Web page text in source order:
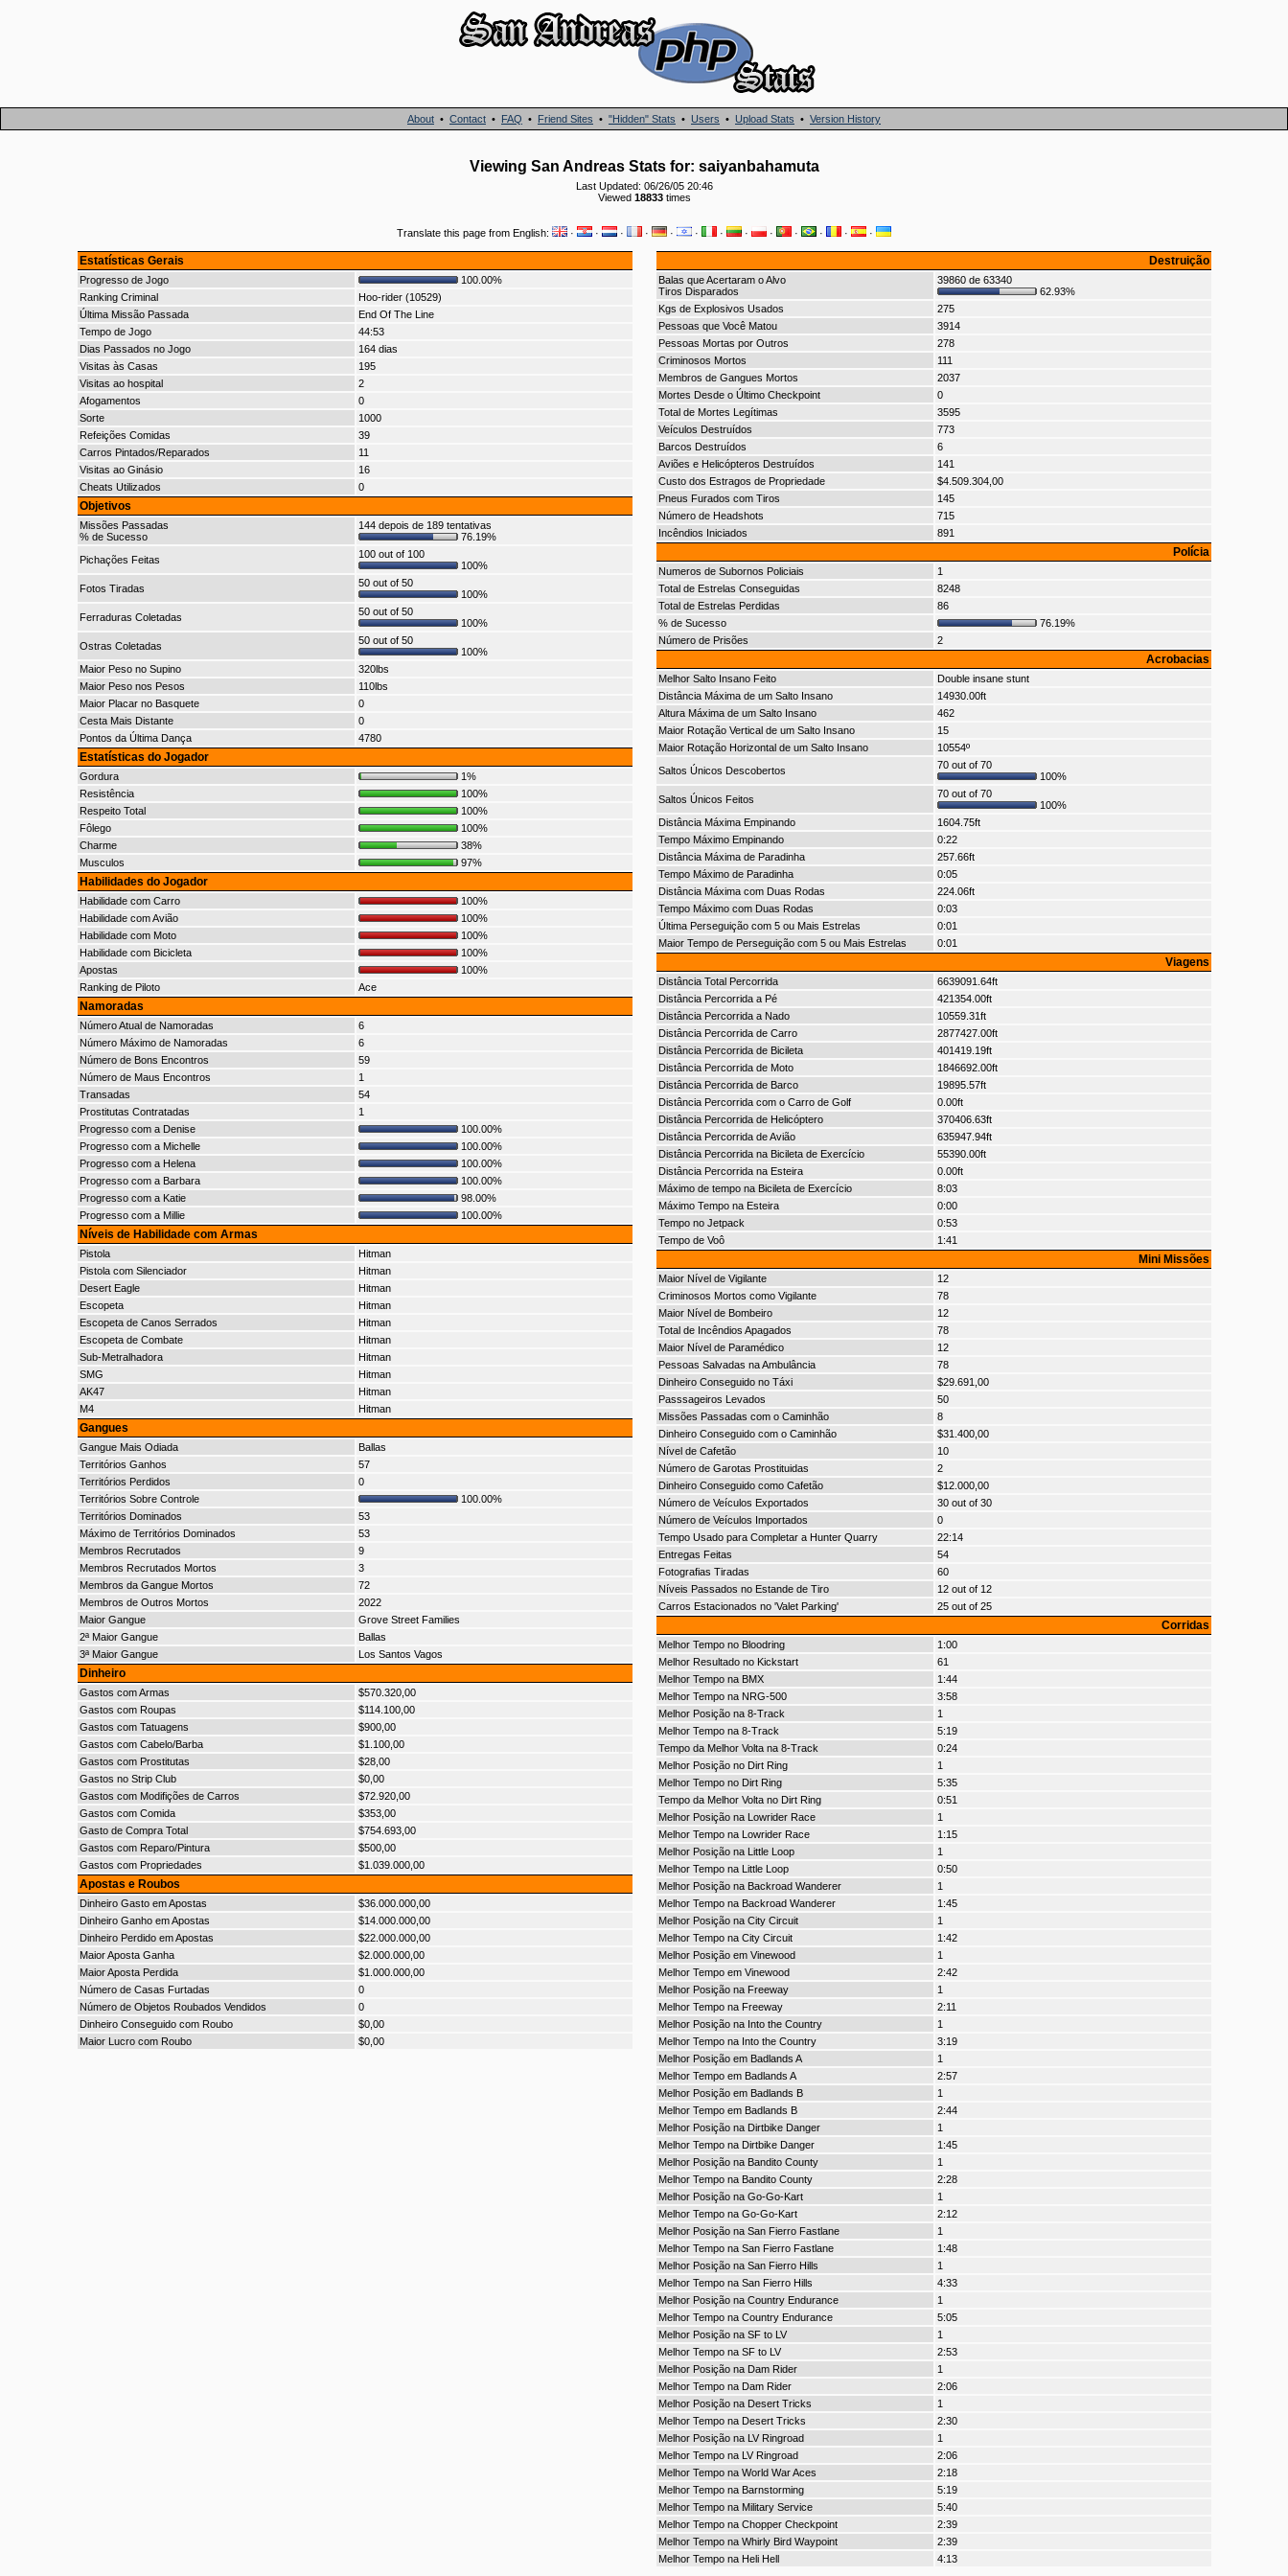
About • Contact • FAQ • Friend Sites • "Hidden" Stats • Users • Upload Stats • Version History
Viewing San Andreas Stats for: saiyanbahamuta
Last Updated: 06/26/05 20:46
Viewed 18833times
Translate this page from English: · · · · · · · · · · · · ·
Estatísticas Gerais
Progresso de Jogo
100.00%
Ranking Criminal
Hoo-rider (10529)
Última Missão Passada
End Of The Line
Tempo de Jogo
44:53
Dias Passados no Jogo
164 dias
Visitas às Casas
195
Visitas ao hospital
2
Afogamentos
0
Sorte
1000
Refeições Comidas
39
Carros Pintados/Reparados
11
Visitas ao Ginásio
16
Cheats Utilizados
0
Objetivos
Missões Passadas
% de Sucesso
144 depois de 189 tentativas
76.19%
Pichações Feitas
100 out of 100
100%
Fotos Tiradas
50 out of 50
100%
Ferraduras Coletadas
50 out of 50
100%
Ostras Coletadas
50 out of 50
100%
Maior Peso no Supino
320lbs
Maior Peso nos Pesos
110lbs
Maior Placar no Basquete
0
Cesta Mais Distante
0
Pontos da Última Dança
4780
Estatísticas do Jogador
Gordura
1%
Resistência
100%
Respeito Total
100%
Fôlego
100%
Charme
38%
Musculos
97%
Habilidades do Jogador
Habilidade com Carro
100%
Habilidade com Avião
100%
Habilidade com Moto
100%
Habilidade com Bicicleta
100%
Apostas
100%
Ranking de Piloto
Ace
Namoradas
Número Atual de Namoradas
6
Número Máximo de Namoradas
6
Número de Bons Encontros
59
Número de Maus Encontros
1
Transadas
54
Prostitutas Contratadas
1
Progresso com a Denise
100.00%
Progresso com a Michelle
100.00%
Progresso com a Helena
100.00%
Progresso com a Barbara
100.00%
Progresso com a Katie
98.00%
Progresso com a Millie
100.00%
Níveis de Habilidade com Armas
Pistola
Hitman
Pistola com Silenciador
Hitman
Desert Eagle
Hitman
Escopeta
Hitman
Escopeta de Canos Serrados
Hitman
Escopeta de Combate
Hitman
Sub-Metralhadora
Hitman
SMG
Hitman
AK47
Hitman
M4
Hitman
Gangues
Gangue Mais Odiada
Ballas
Territórios Ganhos
57
Territórios Perdidos
0
Territórios Sobre Controle
100.00%
Territórios Dominados
53
Máximo de Territórios Dominados
53
Membros Recrutados
9
Membros Recrutados Mortos
3
Membros da Gangue Mortos
72
Membros de Outros Mortos
2022
Maior Gangue
Grove Street Families
2ª Maior Gangue
Ballas
3ª Maior Gangue
Los Santos Vagos
Dinheiro
Gastos com Armas
$570.320,00
Gastos com Roupas
$114.100,00
Gastos com Tatuagens
$900,00
Gastos com Cabelo/Barba
$1.100,00
Gastos com Prostitutas
$28,00
Gastos no Strip Club
$0,00
Gastos com Modifições de Carros
$72.920,00
Gastos com Comida
$353,00
Gasto de Compra Total
$754.693,00
Gastos com Reparo/Pintura
$500,00
Gastos com Propriedades
$1.039.000,00
Apostas e Roubos
Dinheiro Gasto em Apostas
$36.000.000,00
Dinheiro Ganho em Apostas
$14.000.000,00
Dinheiro Perdido em Apostas
$22.000.000,00
Maior Aposta Ganha
$2.000.000,00
Maior Aposta Perdida
$1.000.000,00
Número de Casas Furtadas
0
Número de Objetos Roubados Vendidos
0
Dinheiro Conseguido com Roubo
$0,00
Maior Lucro com Roubo
$0,00
Destruição
Balas que Acertaram o Alvo
Tiros Disparados
39860 de 63340
62.93%
Kgs de Explosivos Usados
275
Pessoas que Você Matou
3914
Pessoas Mortas por Outros
278
Criminosos Mortos
111
Membros de Gangues Mortos
2037
Mortes Desde o Último Checkpoint
0
Total de Mortes Legítimas
3595
Veículos Destruídos
773
Barcos Destruídos
6
Aviões e Helicópteros Destruídos
141
Custo dos Estragos de Propriedade
$4.509.304,00
Pneus Furados com Tiros
145
Número de Headshots
715
Incêndios Iniciados
891
Polícia
Numeros de Subornos Policiais
1
Total de Estrelas Conseguidas
8248
Total de Estrelas Perdidas
86
% de Sucesso
76.19%
Número de Prisões
2
Acrobacias
Melhor Salto Insano Feito
Double insane stunt
Distância Máxima de um Salto Insano
14930.00ft
Altura Máxima de um Salto Insano
462
Maior Rotação Vertical de um Salto Insano
15
Maior Rotação Horizontal de um Salto Insano
10554º
Saltos Únicos Descobertos
70 out of 70
100%
Saltos Únicos Feitos
70 out of 70
100%
Distância Máxima Empinando
1604.75ft
Tempo Máximo Empinando
0:22
Distância Máxima de Paradinha
257.66ft
Tempo Máximo de Paradinha
0:05
Distância Máxima com Duas Rodas
224.06ft
Tempo Máximo com Duas Rodas
0:03
Última Perseguição com 5 ou Mais Estrelas
0:01
Maior Tempo de Perseguição com 5 ou Mais Estrelas
0:01
Viagens
Distância Total Percorrida
6639091.64ft
Distância Percorrida a Pé
421354.00ft
Distância Percorrida a Nado
10559.31ft
Distância Percorrida de Carro
2877427.00ft
Distância Percorrida de Bicileta
401419.19ft
Distância Percorrida de Moto
1846692.00ft
Distância Percorrida de Barco
19895.57ft
Distância Percorrida com o Carro de Golf
0.00ft
Distância Percorrida de Helicóptero
370406.63ft
Distância Percorrida de Avião
635947.94ft
Distância Percorrida na Bicileta de Exercício
55390.00ft
Distância Percorrida na Esteira
0.00ft
Máximo de tempo na Bicileta de Exercício
8:03
Máximo Tempo na Esteira
0:00
Tempo no Jetpack
0:53
Tempo de Voô
1:41
Mini Missões
Maior Nível de Vigilante
12
Criminosos Mortos como Vigilante
78
Maior Nível de Bombeiro
12
Total de Incêndios Apagados
78
Maior Nível de Paramédico
12
Pessoas Salvadas na Ambulância
78
Dinheiro Conseguido no Táxi
$29.691,00
Passsageiros Levados
50
Missões Passadas com o Caminhão
8
Dinheiro Conseguido com o Caminhão
$31.400,00
Nível de Cafetão
10
Número de Garotas Prostituidas
2
Dinheiro Conseguido como Cafetão
$12.000,00
Número de Veículos Exportados
30 out of 30
Número de Veículos Importados
0
Tempo Usado para Completar a Hunter Quarry
22:14
Entregas Feitas
54
Fotografias Tiradas
60
Níveis Passados no Estande de Tiro
12 out of 12
Carros Estacionados no 'Valet Parking'
25 out of 25
Corridas
Melhor Tempo no Bloodring
1:00
Melhor Resultado no Kickstart
61
Melhor Tempo na BMX
1:44
Melhor Tempo na NRG-500
3:58
Melhor Posição na 8-Track
1
Melhor Tempo na 8-Track
5:19
Tempo da Melhor Volta na 8-Track
0:24
Melhor Posição no Dirt Ring
1
Melhor Tempo no Dirt Ring
5:35
Tempo da Melhor Volta no Dirt Ring
0:51
Melhor Posição na Lowrider Race
1
Melhor Tempo na Lowrider Race
1:15
Melhor Posição na Little Loop
1
Melhor Tempo na Little Loop
0:50
Melhor Posição na Backroad Wanderer
1
Melhor Tempo na Backroad Wanderer
1:45
Melhor Posição na City Circuit
1
Melhor Tempo na City Circuit
1:42
Melhor Posição em Vinewood
1
Melhor Tempo em Vinewood
2:42
Melhor Posição na Freeway
1
Melhor Tempo na Freeway
2:11
Melhor Posição na Into the Country
1
Melhor Tempo na Into the Country
3:19
Melhor Posição em Badlands A
1
Melhor Tempo em Badlands A
2:57
Melhor Posição em Badlands B
1
Melhor Tempo em Badlands B
2:44
Melhor Posição na Dirtbike Danger
1
Melhor Tempo na Dirtbike Danger
1:45
Melhor Posição na Bandito County
1
Melhor Tempo na Bandito County
2:28
Melhor Posição na Go-Go-Kart
1
Melhor Tempo na Go-Go-Kart
2:12
Melhor Posição na San Fierro Fastlane
1
Melhor Tempo na San Fierro Fastlane
1:48
Melhor Posição na San Fierro Hills
1
Melhor Tempo na San Fierro Hills
4:33
Melhor Posição na Country Endurance
1
Melhor Tempo na Country Endurance
5:05
Melhor Posição na SF to LV
1
Melhor Tempo na SF to LV
2:53
Melhor Posição na Dam Rider
1
Melhor Tempo na Dam Rider
2:06
Melhor Posição na Desert Tricks
1
Melhor Tempo na Desert Tricks
2:30
Melhor Posição na LV Ringroad
1
Melhor Tempo na LV Ringroad
2:06
Melhor Tempo na World War Aces
2:18
Melhor Tempo na Barnstorming
5:19
Melhor Tempo na Military Service
5:40
Melhor Tempo na Chopper Checkpoint
2:39
Melhor Tempo na Whirly Bird Waypoint
2:39
Melhor Tempo na Heli Hell
4:13